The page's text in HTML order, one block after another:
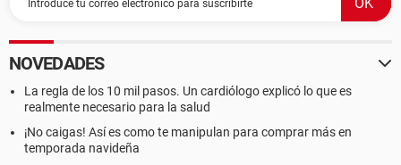
NOVEDADES
La regla de los 10 mil pasos. Un cardiólogo explicó lo que es
realmente necesario para la salud
¡No caigas! Así es como te manipulan para comprar más en
temporada navideña